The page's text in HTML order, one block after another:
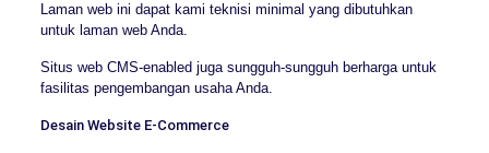
Laman web ini dapat kami teknisi minimal yang dibutuhkan
untuk laman web Anda.
Situs web CMS-enabled juga sungguh-sungguh berharga untuk
fasilitas pengembangan usaha Anda.
Desain Website E-Commerce